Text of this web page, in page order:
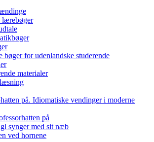
lærebøger
bøger for udenlandske studerende
materialer
på. Idiomatiske vendinger i moderne
på
synger med sit næb
ved hornene